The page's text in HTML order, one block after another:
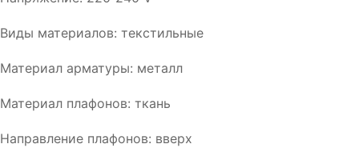
Виды материалов: текстильные
Материал арматуры: металл
Материал плафонов: ткань
Направление плафонов: вверх